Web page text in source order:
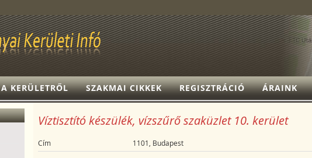
A KERÜLETRŐL SZAKMAI CIKKEK REGISZTRÁCIÓ ÁRAINK
Víztisztító készülék, vízszűrő szaküzlet 10. kerület
Cím 1101, Budapest